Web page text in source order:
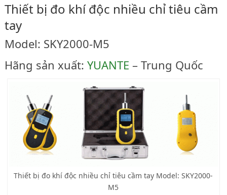
Thiết bị đo khí độc nhiều chỉ tiêu cầm
tay
Model: SKY2000-M5
Hãng sản xuất: YUANTE – Trung Quốc
Thiết bị đo khí độc nhiều chỉ tiêu cầm tay Model: SKY2000-
M5